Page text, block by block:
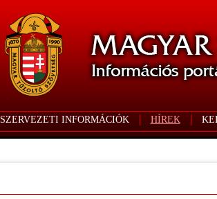
SZERVEZETI INFORMÁCIÓK HÍREK